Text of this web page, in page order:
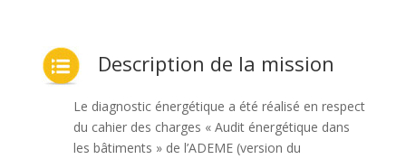
Description de la mission
Le diagnostic énergétique a été réalisé en respect
du cahier des charges « Audit énergétique dans
les bâtiments » de l’ADEME (version du